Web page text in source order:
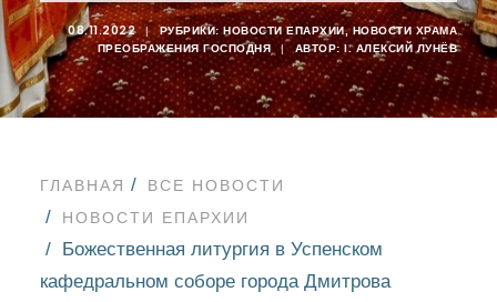
08.11.2022 | РУБРИКИ: НОВОСТИ ЕПАРХИИ,НОВОСТИ ХРАМА
ПРЕОБРАЖЕНИЯ ГОСПОДНЯ
| АВТОР: I. АЛЕКСИЙ ЛУНЁВ
ГЛАВНАЯ
ВСЕ НОВОСТИ
НОВОСТИ ЕПАРХИИ
Божественная литургия в Успенском
кафедральном соборе города Дмитрова